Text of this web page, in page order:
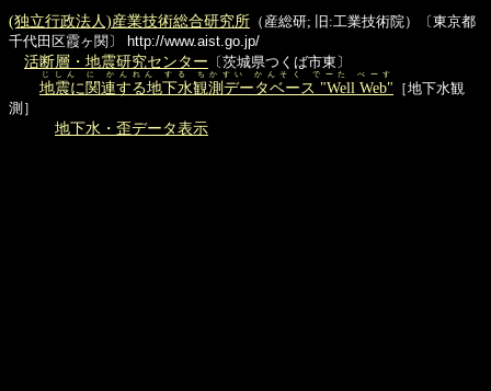
(独立行政法人)産業技術総合研究所 （産総研; 旧:工業技術院）〔東京都
千代田区霞ヶ関〕
http://www.aist.go.jp/
活断層・地震研究センター 〔茨城県つくば市東〕
地震に関連する地下水観測データベース "Well Web"
じしん に かんれん する ちかすい かんそく でーた べーす
［地下水観
測］
地下水・歪データ表示